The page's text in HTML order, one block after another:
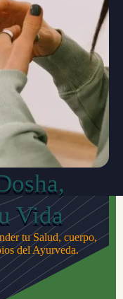
Vida
tu Salud, cuerpo,
del Ayurveda.